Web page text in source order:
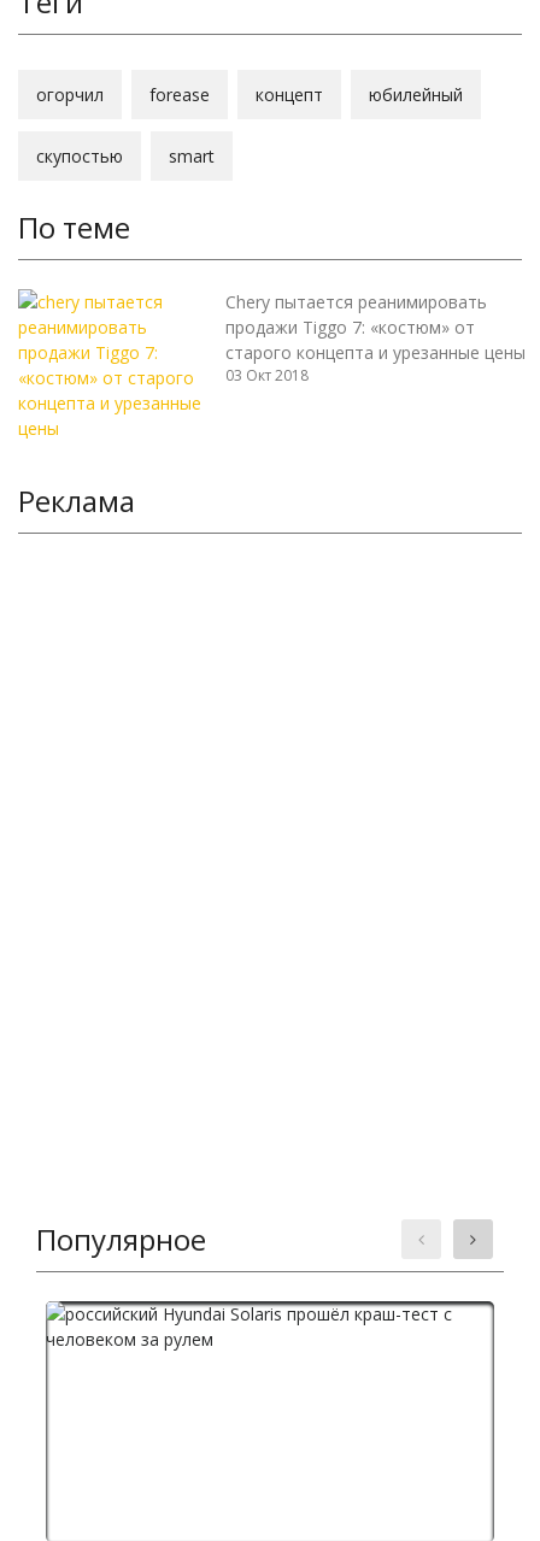
огорчил forease концепт юбилейный
скупостью smart
По теме
Chery пытается реанимировать
продажи Tiggo 7: «костюм» от
старого концепта и урезанные цены
03 Окт 2018
Реклама
Популярное